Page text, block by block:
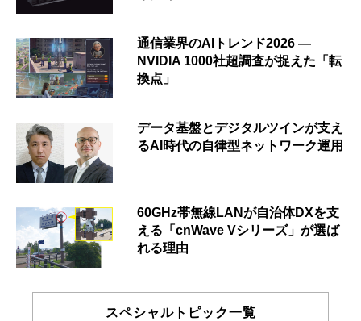
通信業界のAIトレンド2026 ―
NVIDIA 1000社超調査が捉えた「転
換点」
データ基盤とデジタルツインが支え
るAI時代の自律型ネットワーク運用
60GHz帯無線LANが自治体DXを支
える「cnWave Vシリーズ」が選ば
れる理由
スペシャルトピック一覧